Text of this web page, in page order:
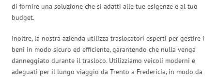
di fornire una soluzione che si adatti alle tue esigenze e al tuo
budget.
Inoltre, la nostra azienda utilizza traslocatori esperti per gestire i
beni in modo sicuro ed efficiente, garantendo che nulla venga
danneggiato durante il trasloco. Utilizziamo veicoli moderni e
adeguati per il lungo viaggio da Trento a Fredericia, in modo da